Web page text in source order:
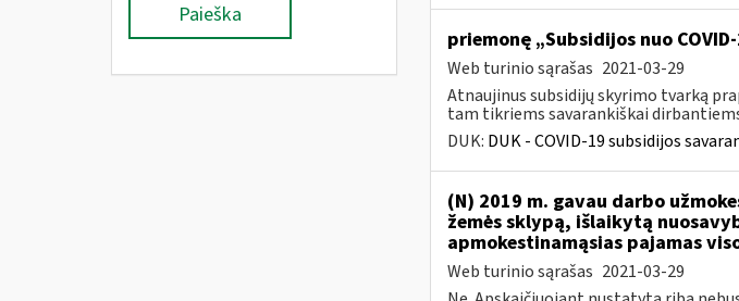
Paieška
priemonę „Subsidijos nuo
Web turinio sąrašas 2021-03-29
Atnaujinus subsidijų skyrimo tvarką
tam tikriems savarankiškai
DUK: DUK - COVID-19 subsidijos
(N) 2019 m. gavau darbo
žemės sklypą, išlaikytą
apmokestinamąsias pajamas
Web turinio sąrašas 2021-03-29